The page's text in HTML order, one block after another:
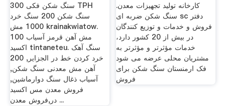
سنگ شکن فکی 300 TPH
سنگ شکن 200 سنگ خرد
1000 مش krainakwiatow.
100 مش آهن قرمز آسیاب
اکسید tintaneteu. سنگ آهک
خرد کردن خط در الجزایر, 200
آهن مش معدنی سنگ شکن,
آسیاب ذغال سنگ دوارماشین,
فروش معدن مس اکسید
در,فروش معدن ...
کارخانه تولید تجهیزات معدن.
سنگ شکن ضربه ای sc دفتر
فروش و خدمات و توزیع کنندگان
در بیش از 20 کشور دارد،
خدمات مؤثرتر و مؤثرتر به
مشتریان محلی عرضه می شود
فک ارمنستان سنگ شکن برای
فروش